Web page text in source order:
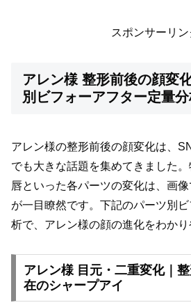
スポンサーリン
アレン様 整形前後の顔変
別ビフォーアフター定量
アレン様の整形前後の顔変化は、
でも大きな話題を集めてきました
唇といった各パーツの変化は、画
が一目瞭然です。下記のパーツ別
析で、アレン様の顔の進化をわかり
アレン様 目元・二重変化｜
在のシャープアイ